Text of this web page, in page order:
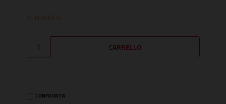
SU RICHIESTA
CONFRONTA